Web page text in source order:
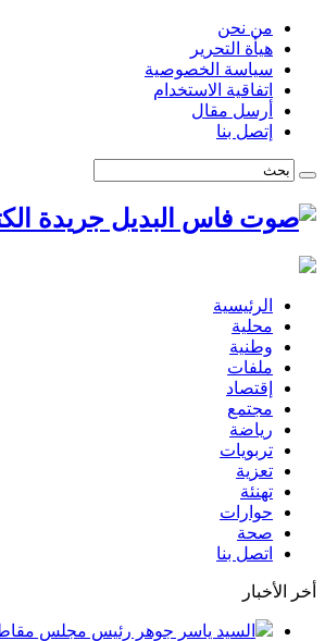
من نحن
هيأة التحرير
سياسة الخصوصية
اتفاقية الاستخدام
أرسل مقال
إتصل بنا
الرئيسية
محلية
وطنية
ملفات
إقتصاد
مجتمع
رياضة
تربويات
تعزية
تهنئة
حوارات
صحة
اتصل بنا
أخر الأخبار
السيد ياسر جوهر رئيس مجلس مقاطعة فاس